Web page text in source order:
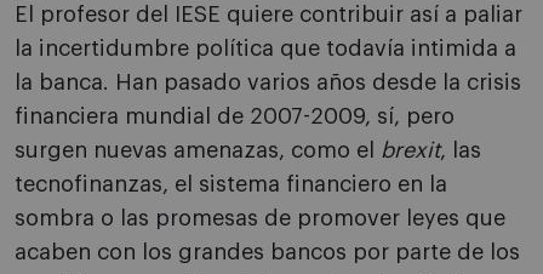
El profesor del IESE quiere contribuir así a paliar
la incertidumbre política que todavía intimida a
la banca. Han pasado varios años desde la crisis
financiera mundial de 2007-2009, sí, pero
surgen nuevas amenazas, como el
brexit, las
tecnofinanzas, el sistema financiero en la
sombra o las promesas de promover leyes que
acaben con los grandes bancos por parte de los